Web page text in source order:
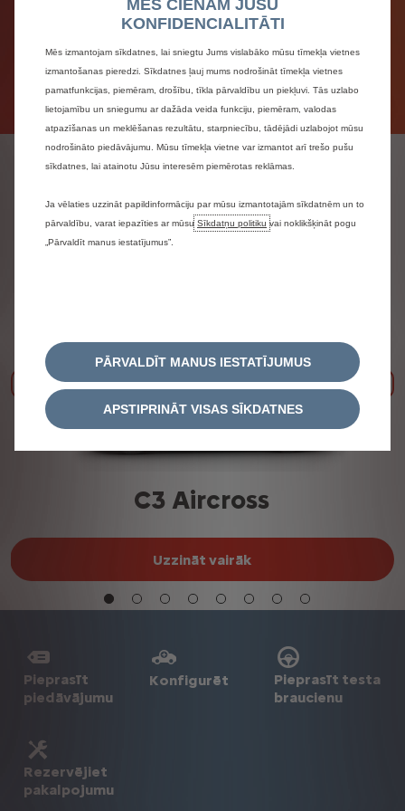
Jau tagad ir pieejams elektrificēts automobilis, kas
elektriska, uzlādējamā hibrīda un hibrīda versija.
Citroën ģimenes
automobiļi
Iepriekšējais
C3 Aircross
Uzzināt vairāk
Pieprasīt
piedāvājumu
Konfigurēt
Pieprasīt testa
braucienu
Rezervējiet
pakalpojumu
MĒS CIENĀM JŪSU
KONFIDENCIALITĀTI
Mēs izmantojam sīkdatnes, lai sniegtu Jums vislabāko mūsu tīmekļa vietnes
izmantošanas pieredzi. Sīkdatnes ļauj mums nodrošināt tīmekļa vietnes
pamatfunkcijas, piemēram, drošību, tīkla pārvaldību un piekļuvi. Tās uzlabo
lietojamību un sniegumu ar dažāda veida funkciju, piemēram, valodas
atpazīšanas un meklēšanas rezultātu, starpniecību, tādējādi uzlabojot mūsu
nodrošināto piedāvājumu. Mūsu tīmekļa vietne var izmantot arī trešo pušu
sīkdatnes, lai atainotu Jūsu interesēm piemērotas reklāmas.
Ja vēlaties uzzināt papildinformāciju par mūsu izmantotajām sīkdatnēm un to
pārvaldību, varat iepazīties ar mūsu Sīkdatņu politiku vai noklikšķināt pogu
„Pārvaldīt manus iestatījumus”.
PĀRVALDĪT MANUS IESTATĪJUMUS
APSTIPRINĀT VISAS SĪKDATNES